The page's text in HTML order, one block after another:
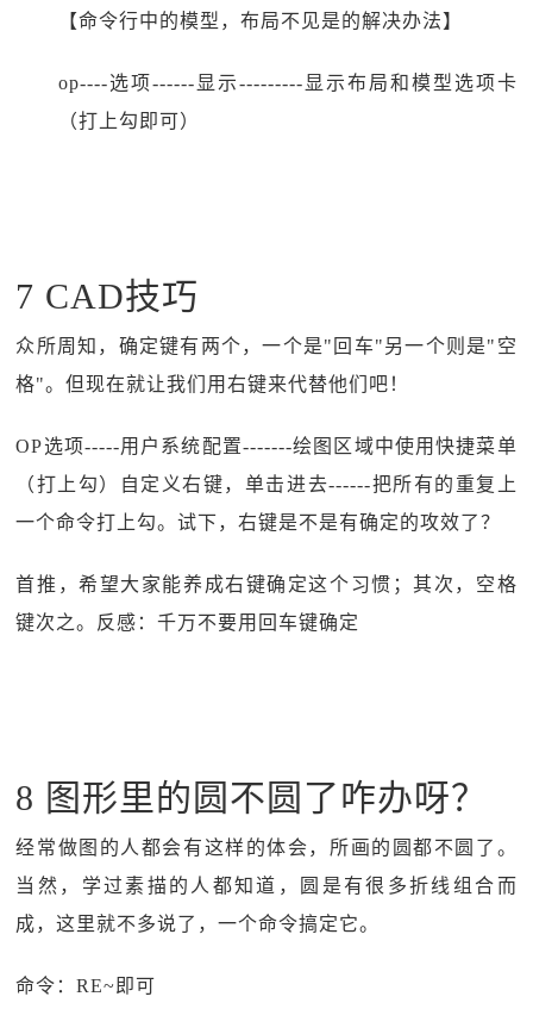
【命令行中的模型，布局不见是的解决办法】
op----选项------显示---------显示布局和模型选项卡
（打上勾即可）
7 CAD技巧
众所周知，确定键有两个，一个是"回车"另一个则是"空
格"。但现在就让我们用右键来代替他们吧！
OP选项-----用户系统配置-------绘图区域中使用快捷菜单
（打上勾）自定义右键，单击进去------把所有的重复上
一个命令打上勾。试下，右键是不是有确定的攻效了？
首推，希望大家能养成右键确定这个习惯；其次，空格
键次之。反感：千万不要用回车键确定
8 图形里的圆不圆了咋办呀？
经常做图的人都会有这样的体会，所画的圆都不圆了。
当然，学过素描的人都知道，圆是有很多折线组合而
成，这里就不多说了，一个命令搞定它。
命令：RE~即可